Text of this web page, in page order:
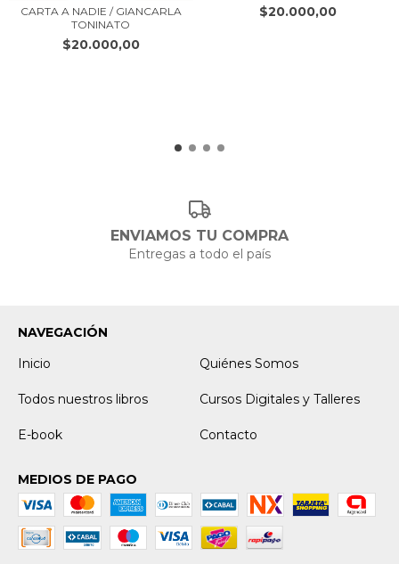
CARTA A NADIE / GIANCARLA
TONINATO
$20.000,00
$20.000,00
ENVIAMOS TU COMPRA
Entregas a todo el país
NAVEGACIÓN
Inicio
Quiénes Somos
Todos nuestros libros Cursos Digitales y Talleres
E-book Contacto
MEDIOS DE PAGO